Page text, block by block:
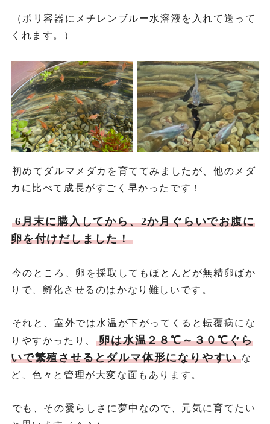
（ポリ容器にメチレンブルー水溶液を入れて送って
くれます。）
初めてダルマメダカを育ててみましたが、他のメダ
カに比べて成長がすごく早かったです！
6月末に購入してから、2か月ぐらいでお腹に
卵を付けだしました！
今のところ、卵を採取してもほとんどが無精卵ばか
りで、孵化させるのはかなり難しいです。
それと、室外では水温が下がってくると転覆病にな
りやすかったり、
卵は水温２８℃～３０℃ぐら
いで繁殖させるとダルマ体形になりやすい な
ど、色々と管理が大変な面もあります。
でも、その愛らしさに夢中なので、元気に育てたい